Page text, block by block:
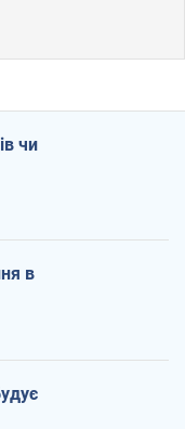
чи
в